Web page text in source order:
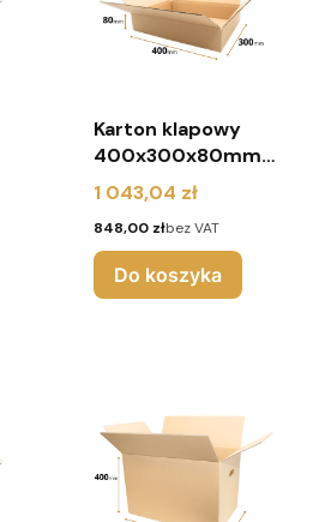
Karton klapowy
400x300x80mm
(paleta 900 sztuk)
Cena
1 043,04 zł
Cena
848,00 złbez VAT
Do koszyka